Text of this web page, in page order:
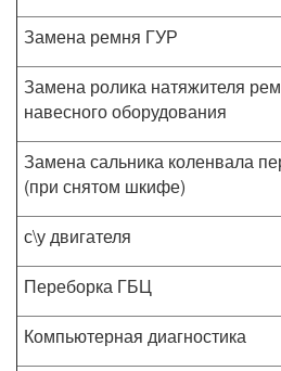
Замена ремня ГУР
Замена ролика натяжителя
навесного оборудования
Замена сальника коленвала
(при снятом шкифе)
с\у двигателя
Переборка ГБЦ
Компьютерная диагностика